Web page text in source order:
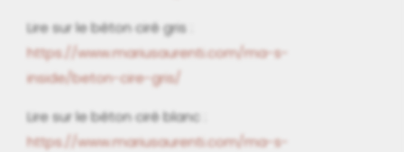
Lire sur le béton ciré gris :
https://www.mariusaurenti.com/ma-s-
inside/beton-cire-gris/
Lire sur le béton ciré blanc :
https://www.mariusaurenti.com/ma-s-